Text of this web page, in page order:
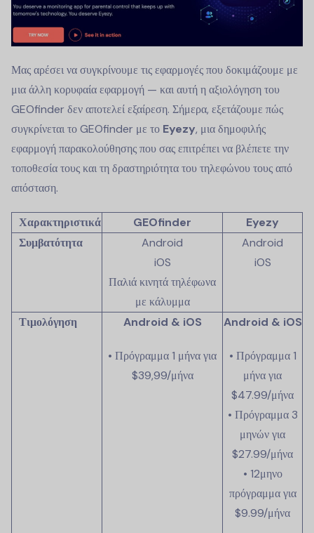
Μας αρέσει να συγκρίνουμε τις εφαρμογές που δοκιμάζουμε με
μια άλλη κορυφαία εφαρμογή — και αυτή η αξιολόγηση του
GEOfinder δεν αποτελεί εξαίρεση. Σήμερα, εξετάζουμε πώς
συγκρίνεται το GEOfinder με το Eyezy, μια δημοφιλής
εφαρμογή παρακολούθησης που σας επιτρέπει να βλέπετε την
τοποθεσία τους και τη δραστηριότητα του τηλεφώνου τους από
απόσταση.
Χαρακτηριστικά GEOfinder
Eyezy
Συμβατότητα
Android
iOS
Παλιά κινητά τηλέφωνα
με κάλυμμα
Android
iOS
Τιμολόγηση Android & iOS
• Πρόγραμμα 1 μήνα για
$39,99/μήνα
Android & iOS
• Πρόγραμμα 1
μήνα για
$47.99/μήνα
• Πρόγραμμα 3
μηνών για
$27.99/μήνα
• 12μηνο
πρόγραμμα για
$9.99/μήνα